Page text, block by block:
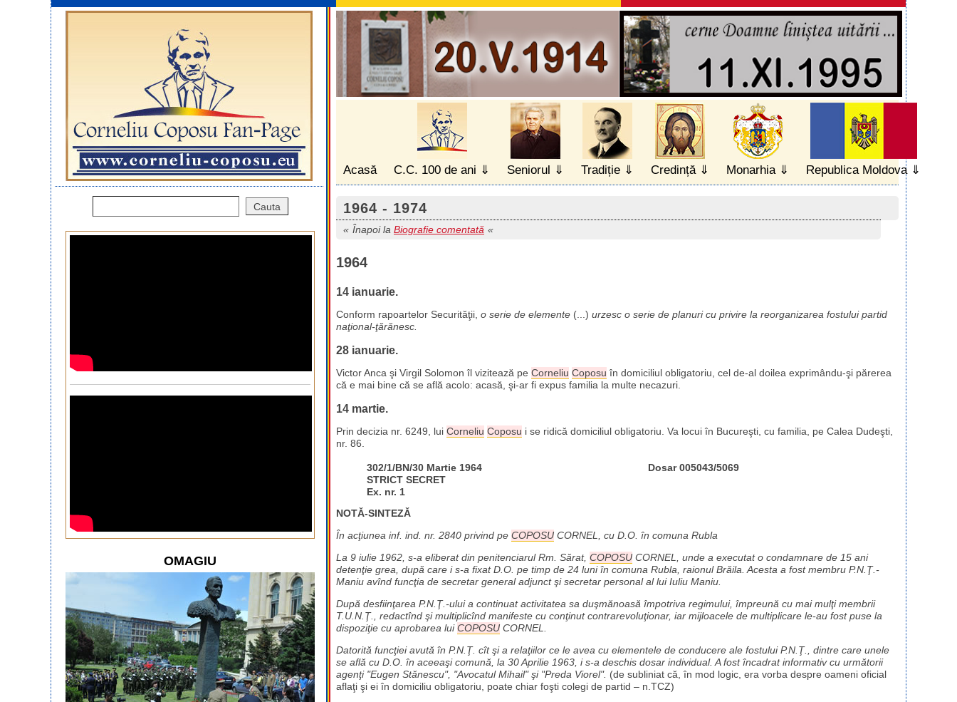
Acasă C.C. 100 de ani Seniorul Tradiție Credință Monarhia Republica Moldova
1964 - 1974
Înapoi la Biografie comentată
1964
14 ianuarie.
Conform rapoartelor Securităţii, o serie de elemente (...) urzesc o serie de planuri cu privire la reorganizarea fostului partid
naţional-ţărănesc.
28 ianuarie.
Victor Anca şi Virgil Solomon îl vizitează pe Corneliu Coposu în domiciliul obligatoriu, cel de-al doilea exprimându-şi părerea
că e mai bine că se află acolo: acasă, şi-ar fi expus familia la multe necazuri.
14 martie.
Prin decizia nr. 6249, lui Corneliu Coposu i se ridică domiciliul obligatoriu. Va locui în Bucureşti, cu familia, pe Calea Dudeşti,
nr. 86.
302/1/BN/30 Martie 1964
STRICT SECRET
Ex. nr. 1
Dosar 005043/5069
NOTĂ-SINTEZĂ
În acţiunea inf. ind. nr. 2840 privind pe COPOSU CORNEL, cu D.O. în comuna Rubla
La 9 iulie 1962, s-a eliberat din penitenciarul Rm. Sărat, COPOSU CORNEL, unde a executat o condamnare de 15 ani
detenţie grea, după care i s-a fixat D.O. pe timp de 24 luni în comuna Rubla, raionul Brăila. Acesta a fost membru P.N.Ţ.-
Maniu avînd funcţia de secretar general adjunct şi secretar personal al lui Iuliu Maniu.
După desfiinţarea P.N.Ţ.-ului a continuat activitatea sa duşmănoasă împotriva regimului, împreună cu mai mulţi membrii
T.U.N.Ţ., redactînd şi multiplicînd manifeste cu conţinut contrarevoluţionar, iar mijloacele de multiplicare le-au fost puse la
dispoziţie cu aprobarea luiCOPOSU CORNEL.
Datorită funcţiei avută în P.N.Ţ. cît şi a relaţiilor ce le avea cu elementele de conducere ale fostului P.N.Ţ., dintre care unele
se află cu D.O. în aceeaşi comună, la 30 Aprilie 1963, i s-a deschis dosar individual. A fost încadrat informativ cu următorii
agenţi "Eugen Stănescu", "Avocatul Mihail" şi "Preda Viorel". (de subliniat că, în mod logic, era vorba despre oameni oficial
aflaţi şi ei în domiciliu obligatoriu, poate chiar foşti colegi de partid – n.TCZ)
OMAGIU